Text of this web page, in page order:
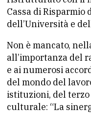
Cassa di Risparmio
dell’Università e
Non è mancato,
all’importanza del
e ai numerosi
del mondo del
istituzioni, del
culturale: “La